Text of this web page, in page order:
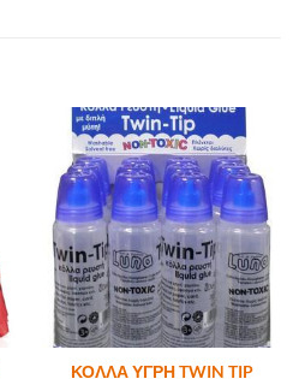
ΚΟΛΛΑ ΥΓΡΗ TWIN TIP